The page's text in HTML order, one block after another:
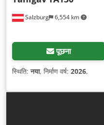
Salzburg 6,554 km
पूछना
स्थिति:नया, निर्माण वर्ष: 2026,